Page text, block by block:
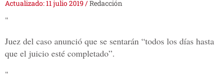
Actualizado: 11 julio 2019 /Redacción
"
Juez del caso anunció que se sentarán “todos los días hasta
que el juicio esté completado”.
"